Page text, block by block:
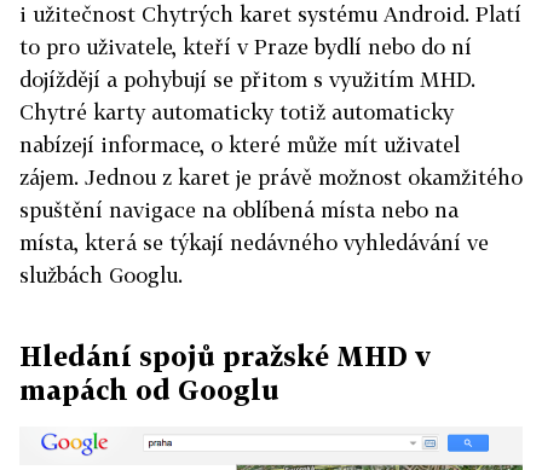
i užitečnost Chytrých karet systému Android. Platí
to pro uživatele, kteří v Praze bydlí nebo do ní
dojíždějí a pohybují se přitom s využitím MHD.
Chytré karty automaticky totiž automaticky
nabízejí informace, o které může mít uživatel
zájem. Jednou z karet je právě možnost okamžitého
spuštění navigace na oblíbená místa nebo na
místa, která se týkají nedávného vyhledávání ve
službách Googlu.
Hledání spojů pražské MHD v
mapách od Googlu